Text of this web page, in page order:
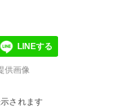
LINEする
供画像
されます